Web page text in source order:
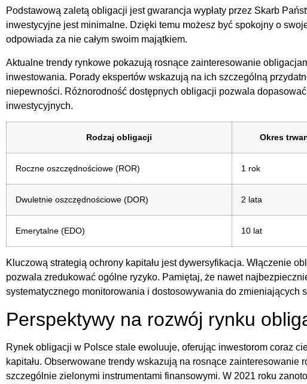
Podstawową zaletą obligacji jest gwarancja wypłaty przez Skarb
inwestycyjne jest minimalne. Dzięki temu możesz być spokojny o
odpowiada za nie całym swoim majątkiem.
Aktualne trendy rynkowe pokazują rosnące zainteresowanie
inwestowania. Porady ekspertów wskazują na ich szczególną
niepewności. Różnorodność dostępnych obligacji pozwala
inwestycyjnych.
Rodzaj obligacji Okres
Roczne oszczędnościowe (ROR) 1 rok
Dwuletnie oszczędnościowe (DOR) 2 lata
Emerytalne (EDO) 10 lat
Kluczową strategią ochrony kapitału jest dywersyfikacja. Włączenie
pozwala zredukować ogólne ryzyko. Pamiętaj, że nawet
systematycznego monitorowania i dostosowywania do zmieniających
Perspektywy na rozwój rynku
Rynek obligacji w Polsce stale ewoluuje, oferując inwestorom coraz
kapitału. Obserwowane trendy wskazują na rosnące zainteresowanie
szczególnie zielonymi instrumentami finansowymi. W 2021 roku